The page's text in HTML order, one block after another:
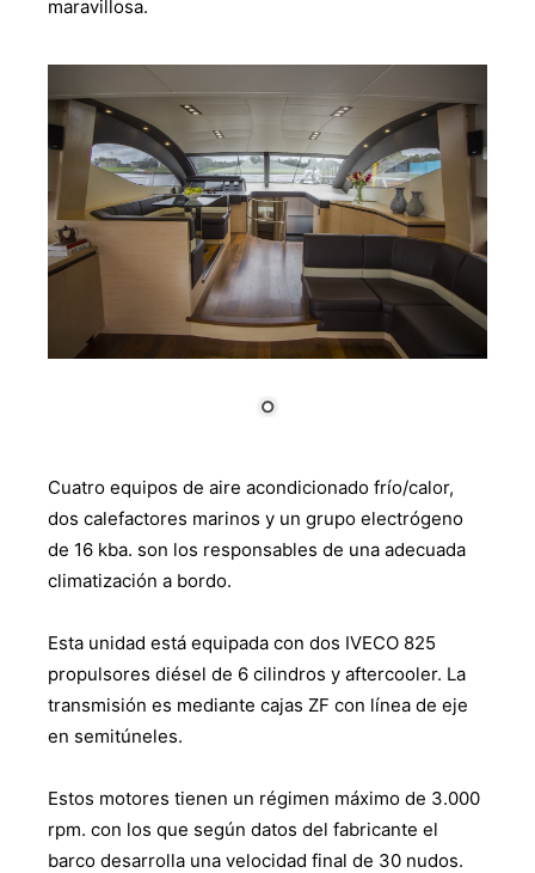
maravillosa.
Cuatro equipos de aire acondicionado frío/calor,
dos calefactores marinos y un grupo electrógeno
de 16 kba. son los responsables de una adecuada
climatización a bordo.
Esta unidad está equipada con dos IVECO 825
propulsores diésel de 6 cilindros y aftercooler. La
transmisión es mediante cajas ZF con línea de eje
en semitúneles.
Estos motores tienen un régimen máximo de 3.000
rpm. con los que según datos del fabricante el
barco desarrolla una velocidad final de 30 nudos.